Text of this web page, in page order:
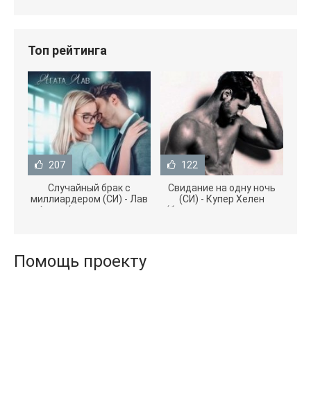
Топ рейтинга
207
Случайный брак с
миллиардером (СИ) - Лав
Агата (полная версия
122
Свидание на одну ночь
(СИ) - Купер Хелен
(бесплатные серии книг
Помощь проекту